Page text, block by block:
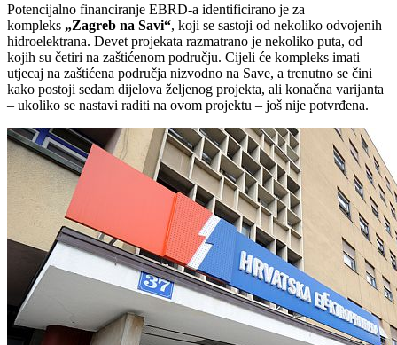
Potencijalno financiranje EBRD-a identificirano je za
kompleks „Zagreb na Savi“, koji se sastoji od nekoliko odvojenih
hidroelektrana. Devet projekata razmatrano je nekoliko puta, od
kojih su četiri na zaštićenom području. Cijeli će kompleks imati
utjecaj na zaštićena područja nizvodno na Save, a trenutno se čini
kako postoji sedam dijelova željenog projekta, ali konačna varijanta
– ukoliko se nastavi raditi na ovom projektu – još nije potvrđena.